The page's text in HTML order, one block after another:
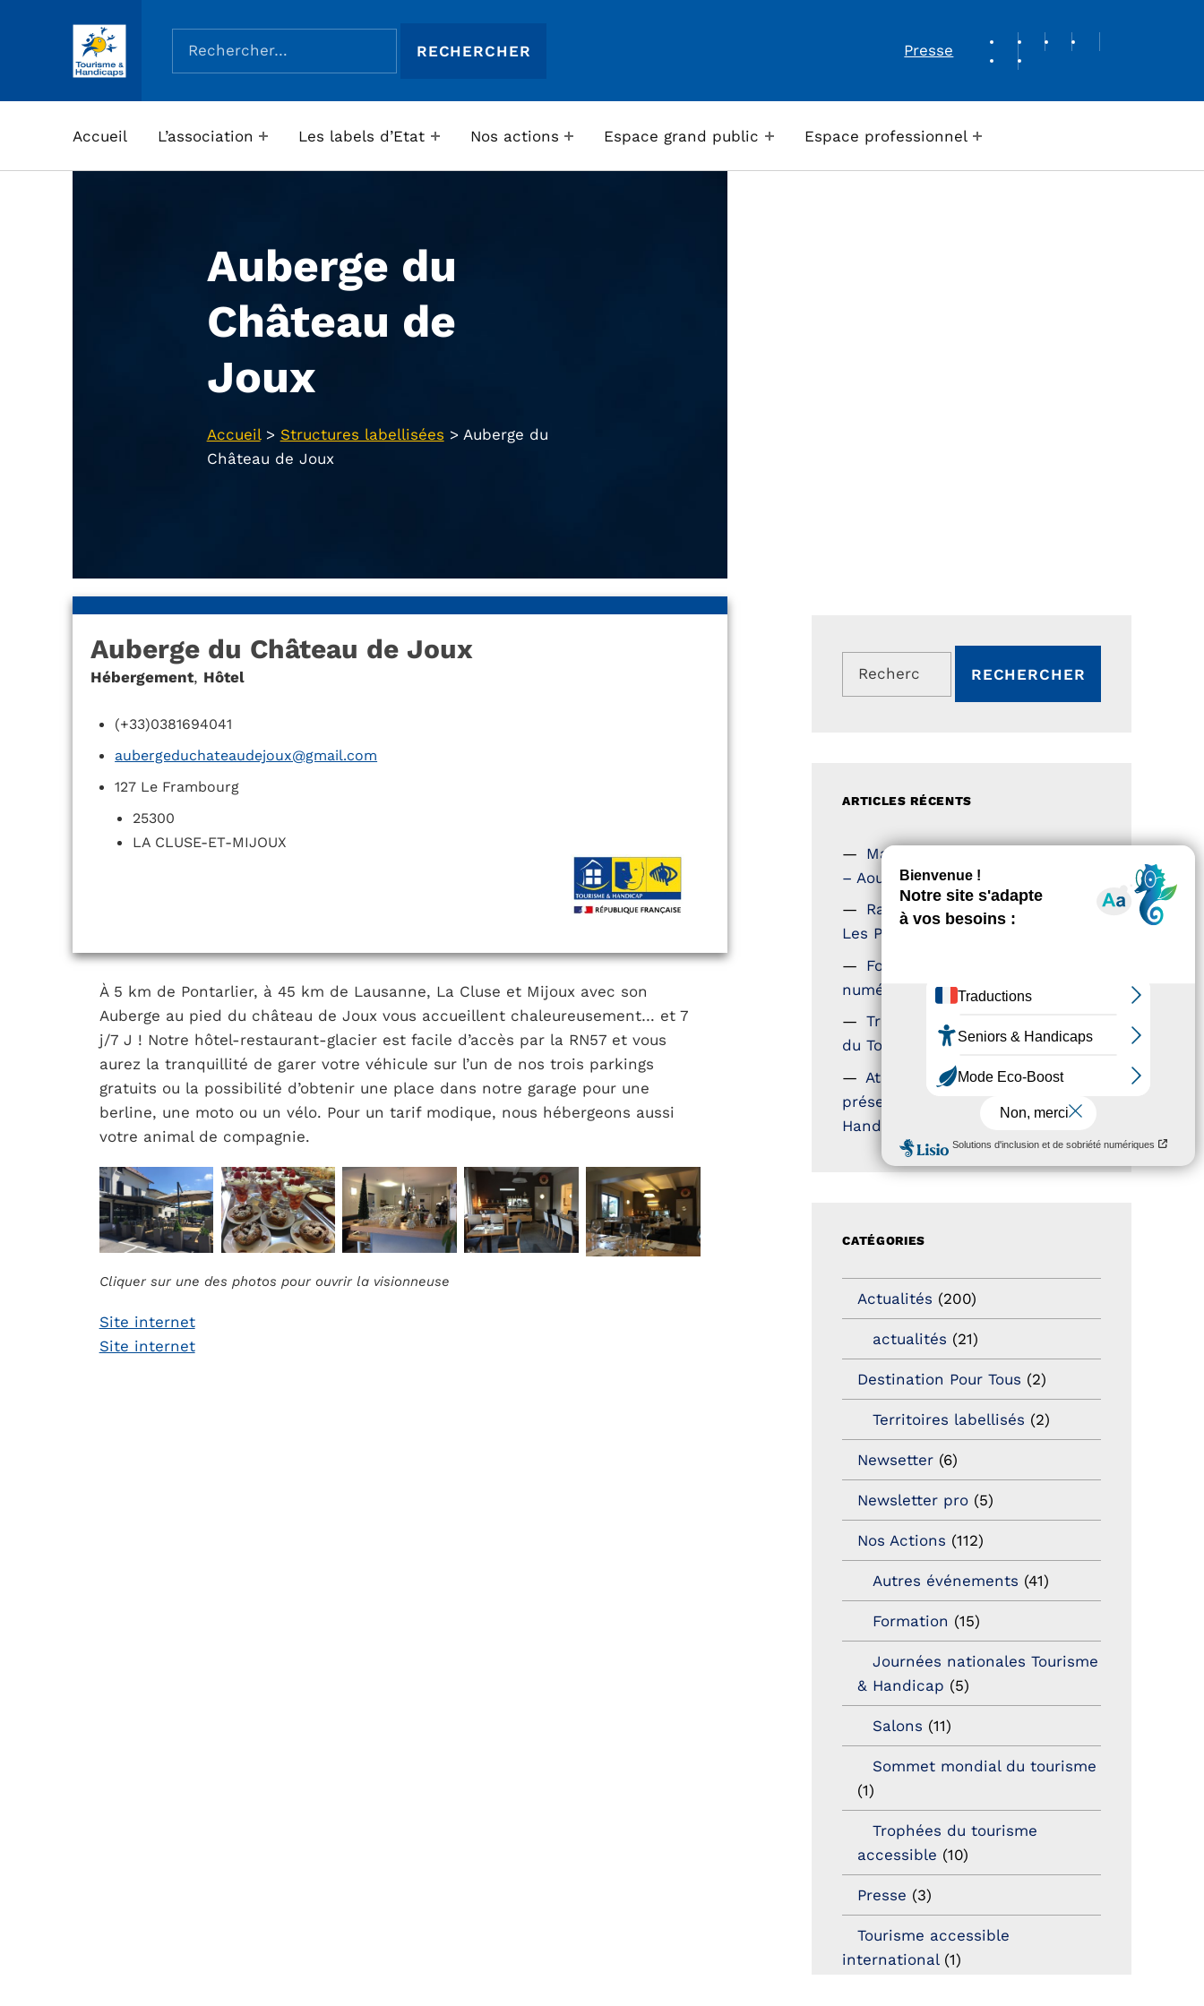
ASSOCIATION TOURISME ET HANDICAPS
Rechercher :
Presse
REVUE DE PRESSE
Accueil L’association Les labels d’Etat Nos actions Espace grand public Espace professionnel
Auberge du
Château de
Joux
Accueil> Structures labellisées > Auberge du
Château de Joux
Auberge du Château de Joux
Hébergement, Hôtel
(+33)0381694041
aubergeduchateaudejoux@gmail.com
127 Le Frambourg
25300
LA CLUSE-ET-MIJOUX
À 5 km de Pontarlier, à 45 km de Lausanne, La Cluse et Mijoux avec son
Auberge au pied du château de Joux vous accueillent chaleureusement… et 7
j/7 J ! Notre hôtel-restaurant-glacier est facile d’accès par la RN57 et vous
aurez la tranquillité de garer votre véhicule sur l’un de nos trois parkings
gratuits ou la possibilité d’obtenir une place dans notre garage pour une
berline, une moto ou un vélo. Pour un tarif modique, nous hébergeons aussi
votre animal de compagnie.
Cliquer sur une des photos pour ouvrir la visionneuse
Site internet
Site internet
Rechercher :
ARTICLES RÉCENTS
Magazine Tourisme Accessible
– Aout 2026
Rallye Aicha des Gazelles –
Les Petillantes
Formation Communication
numérique
Trophées Horizons – Acteurs
du Tourisme Durable
Atout France – flyer
présentation label Tourisme &
Handicap
CATÉGORIES
Actualités (200)
actualités (21)
Destination Pour Tous (2)
Territoires labellisés (2)
Newsetter (6)
Newsletter pro (5)
Nos Actions (112)
Autres événements (41)
Formation (15)
Journées nationales Tourisme
& Handicap (5)
Salons (11)
Sommet mondial du tourisme
(1)
Trophées du tourisme
accessible (10)
Presse (3)
Tourisme accessible
international(1)